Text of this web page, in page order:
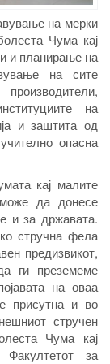
на мерки
Чума кај
и планирање на
на сите
на
и заштита од
опасна
кај малите
да донесе
и за државата.
стручна фела
предизвикот,
ги преземеме
на оваа
присутна и во
стручен
Чума кај
за